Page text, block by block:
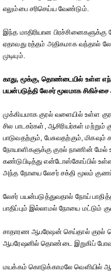
எலும்பை சரிசெய்ய வேண்டும்.
இந்த மாதிரியான
ஏதாவது ரத்தம் அதிகமாக வந்தால்
முடியும்.
காது, மூக்கு, தொண்டையில் உள்ள
பயன்படுத்தி லேசர் மூலமாக சிகிச்சை
முக்கியமாக குரல் வளையில் உள்ள
சில பாடகர்கள், ஆசிரியர்கள் மற்றும்
பாடுவதற்கும், பேசுவதற்கும்,
நோயாளிகளுக்கு குரல் நாணின்
கண்டுபிடித்து என்டோஸ்கோப்பில்
அந்த நோயை லேசர் சக்தி மூலம்
லேசர் பயன்படுத்துவதால் நோய்
பாதிப்பும் இல்லாமல் நோயை மட்டும்
சாதாரண ஆபரேஷன் செய்தால் குரல்
ஆபரேஷனில் தொண்டை இறுகிப்
மயக்கம் கொடுக்காமலே வெளியில்